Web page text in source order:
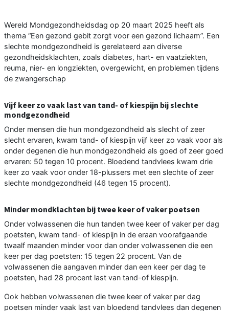
Wereld Mondgezondheidsdag op 20 maart 2025 heeft als
thema “Een gezond gebit zorgt voor een gezond lichaam”. Een
slechte mondgezondheid is gerelateerd aan diverse
gezondheidsklachten, zoals diabetes, hart- en vaatziekten,
reuma, nier- en longziekten, overgewicht, en problemen tijdens
de zwangerschap
Vijf keer zo vaak last van tand- of kiespijn bij slechte
mondgezondheid
Onder mensen die hun mondgezondheid als slecht of zeer
slecht ervaren, kwam tand- of kiespijn vijf keer zo vaak voor als
onder degenen die hun mondgezondheid als goed of zeer goed
ervaren: 50 tegen 10 procent. Bloedend tandvlees kwam drie
keer zo vaak voor onder 18-plussers met een slechte of zeer
slechte mondgezondheid (46 tegen 15 procent).
Minder mondklachten bij twee keer of vaker poetsen
Onder volwassenen die hun tanden twee keer of vaker per dag
poetsten, kwam tand- of kiespijn in de eraan voorafgaande
twaalf maanden minder voor dan onder volwassenen die een
keer per dag poetsten: 15 tegen 22 procent. Van de
volwassenen die aangaven minder dan een keer per dag te
poetsten, had 28 procent last van tand-of kiespijn.
Ook hebben volwassenen die twee keer of vaker per dag
poetsen minder vaak last van bloedend tandvlees dan degenen